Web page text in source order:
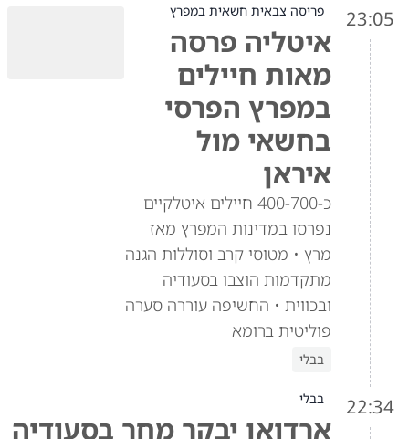
23:05 פריסה צבאית חשאית במפרץ
איטליה פרסה
מאות חיילים
במפרץ הפרסי
בחשאי מול
איראן
כ-400-700 חיילים איטלקיים
נפרסו במדינות המפרץ מאז
מרץ • מטוסי קרב וסוללות הגנה
מתקדמות הוצבו בסעודיה
ובכווית • החשיפה עוררה סערה
פוליטית ברומא
בבלי
22:34 בבלי
ארדואן יבקר מחר בסעודיה